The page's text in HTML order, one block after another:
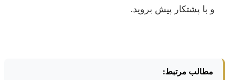
و با پشتکار پیش بروید.
مطالب مرتبط: